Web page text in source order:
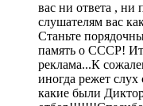
вас ни ответа , ни
слушателям вас
Станьте
память о СССР!
реклама...К
иногда режет
какие были